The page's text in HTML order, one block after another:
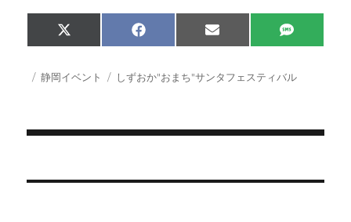
Share
on
X
(
w
r
Share
on
F
a
e
b
Share
on
E
m
i
l
Share
on
S
M
投 カ
静岡イベント
タしずおか"おまち"サンタフェスティバル
稿